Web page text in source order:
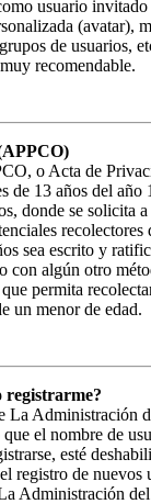
usuario
(avatar),
de usuarios,
recomendable.
o Acta de
de 13 años del año
donde se solicita
sea escrito y
con algún otro
permita
un menor de edad.
registrarme?
La Administración
el nombre de
esté
registro de nuevos
Administración